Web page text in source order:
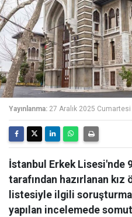
Yayınlanma: 27 Aralık 2025
İstanbul Erkek Lisesi'nde
tarafından hazırlanan
listesiyle ilgili
yapılan incelemede